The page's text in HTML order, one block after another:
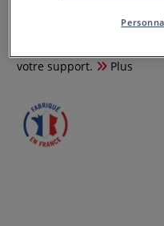
travailler à l'huile,
votre support.
Plus